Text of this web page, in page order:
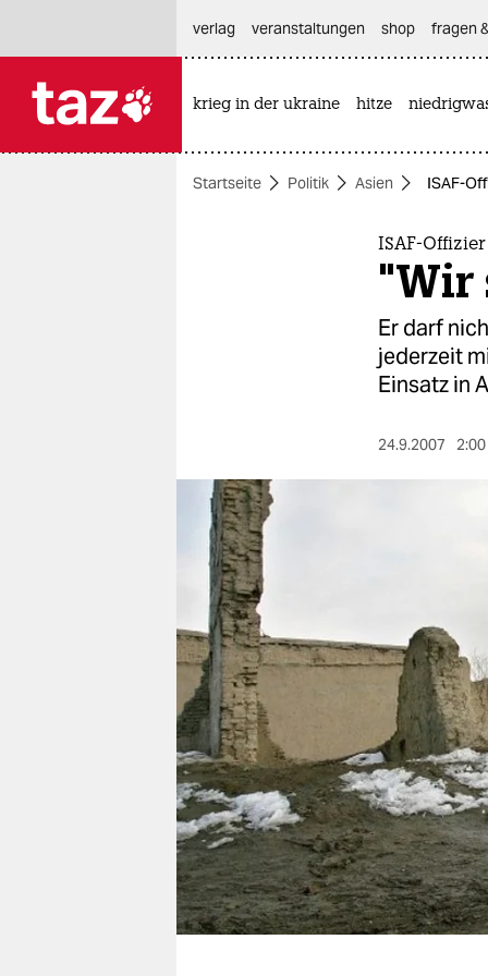
themen
berlin
nord
wahrheit
verlag
verlag
veranstaltungen
shop
fragen & hilfe
unterstützen
abo
genossenschaft
verlag
veranstaltungen shop fragen
krieg in der ukraine hitze
Startseite Politik Asien ISAF-
ISAF-
"Wir
Er darf
jederzeit
Einsatz in
24.9.2007